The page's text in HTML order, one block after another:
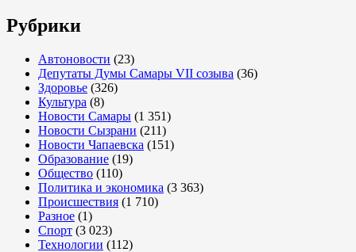
Рубрики
Автоновости (23)
Депутаты Думы Самары VII созыва (36)
Здоровье (326)
Культура (8)
Новости Самары (1 351)
Новости Сызрани (211)
Новости Чапаевска (151)
Образование (19)
Общество (110)
Политика и экономика (3 363)
Происшествия (1 710)
Разное (1)
Спорт (3 023)
Технологии (112)